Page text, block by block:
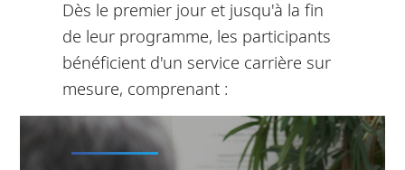
Dès le premier jour et jusqu'à la fin
de leur programme, les participants
bénéficient d'un service carrière sur
mesure, comprenant :